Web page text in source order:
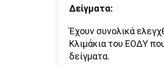
Δείγματα:
Έχουν συνολικά
Κλιμάκια του ΕΟΔΥ
δείγματα.